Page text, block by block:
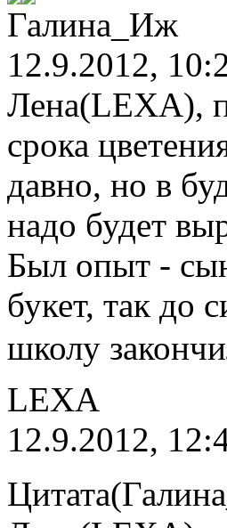
Галина_Иж
12.9.2012,
Лена(LEXA),
срока
давно, но в
надо будет
Был опыт -
букет, так до
школу
LEXA
12.9.2012,